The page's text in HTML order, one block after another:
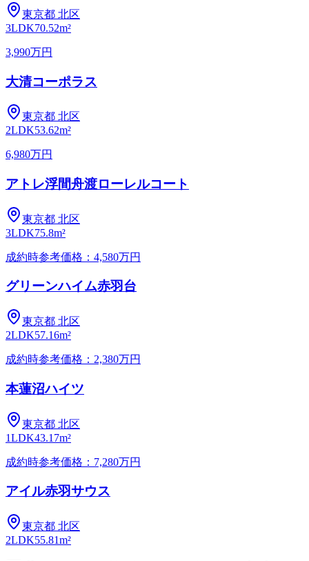
東京都 北区
3LDK70.52m²
3,990万円
大清コーポラス
東京都 北区
2LDK53.62m²
6,980万円
アトレ浮間舟渡ローレルコート
東京都 北区
3LDK75.8m²
成約時参考価格：4,580万円
グリーンハイム赤羽台
東京都 北区
2LDK57.16m²
成約時参考価格：2,380万円
本蓮沼ハイツ
東京都 北区
1LDK43.17m²
成約時参考価格：7,280万円
アイル赤羽サウス
東京都 北区
2LDK55.81m²